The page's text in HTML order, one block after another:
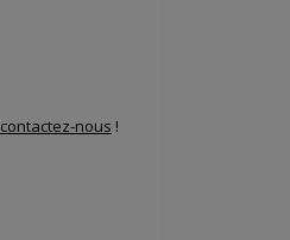
contactez-nous !